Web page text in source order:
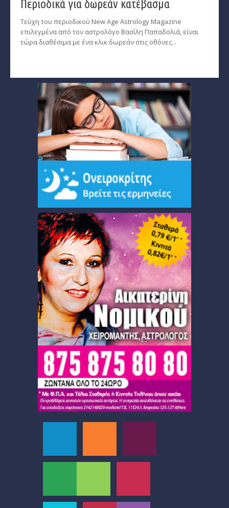
Περιοδικά για δωρεάν κατέβασμα
Τεύχη του περιοδικού New Age Astrology Magazine
επιλεγμένα από τον αστρολόγο Βασίλη Παπαδολιά, είναι
τώρα διαθέσιμα με ένα κλικ δωρεάν στις οθόνες...